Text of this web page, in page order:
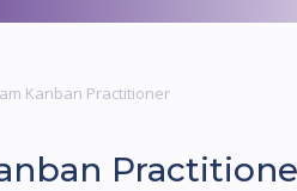
Kanban Practitioner